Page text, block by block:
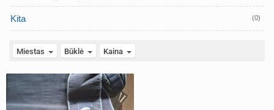
Kita (0)
Miestas Būklė Kaina